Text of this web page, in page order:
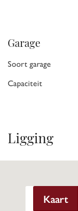
Garage
Soort garage
Capaciteit
Ligging
Kaart